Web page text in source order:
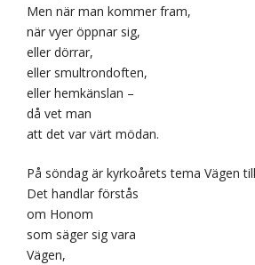
Men när man kommer fram,
när vyer öppnar sig,
eller dörrar,
eller smultrondoften,
eller hemkänslan –
då vet man
att det var värt mödan.
På söndag är kyrkoårets tema Vägen
Det handlar förstås
om Honom
som säger sig vara
Vägen,